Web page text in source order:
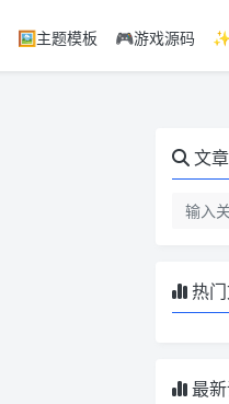
🖼️主题模板 🎮游戏源码
文
热
最